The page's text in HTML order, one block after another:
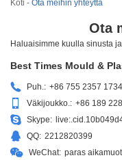
Koti - Ota meihin yhteyttä
Ota
Haluaisimme kuulla sinusta
Best Times Mould &
Puh.: +86 755 2357 1734
Väkijoukko.: +86 189
Skype:
QQ: 2212820399
WeChat: paras